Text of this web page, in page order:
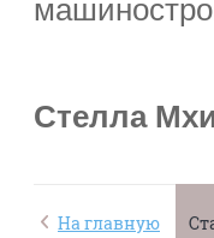
Стелла
На главную